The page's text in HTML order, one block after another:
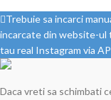
Trebuie sa incarci
incarcate din website-ul
tau real Instagram via
Daca vreti sa schimbati